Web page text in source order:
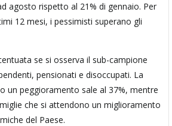
agosto rispetto al 21% di gennaio. Per
12 mesi, i pessimisti superano gli
se si osserva il sub-campione
pensionati e disoccupati. La
un peggioramento sale al 37%, mentre
che si attendono un miglioramento
del Paese.